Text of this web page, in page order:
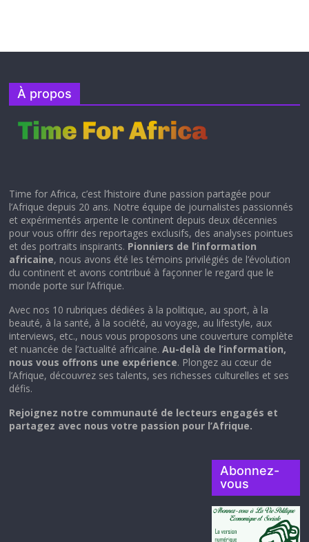
À propos
Time for Africa, c’est l’histoire d’une passion partagée pour
l’Afrique depuis 20 ans. Notre équipe de journalistes passionnés
et expérimentés arpente le continent depuis deux décennies
pour vous offrir des reportages exclusifs, des analyses pointues
et des portraits inspirants. Pionniers de l’information
africaine, nous avons été les témoins privilégiés de l’évolution
du continent et avons contribué à façonner le regard que le
monde porte sur l’Afrique.
Avec nos 10 rubriques dédiées à la politique, au sport, à la
beauté, à la santé, à la société, au voyage, au lifestyle, aux
interviews, etc., nous vous proposons une couverture complète
et nuancée de l’actualité africaine.Au-delà de l’information,
nous vous offrons une expérience. Plongez au cœur de
l’Afrique, découvrez ses talents, ses richesses culturelles et ses
défis.
Rejoignez notre communauté de lecteurs engagés et
partagez avec nous votre passion pour l’Afrique.
Abonnez-
vous